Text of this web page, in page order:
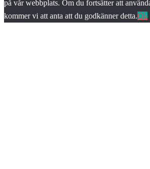
på vår webbplats. Om du fortsätter att
kommer vi att anta att du godkänner detta.Ok